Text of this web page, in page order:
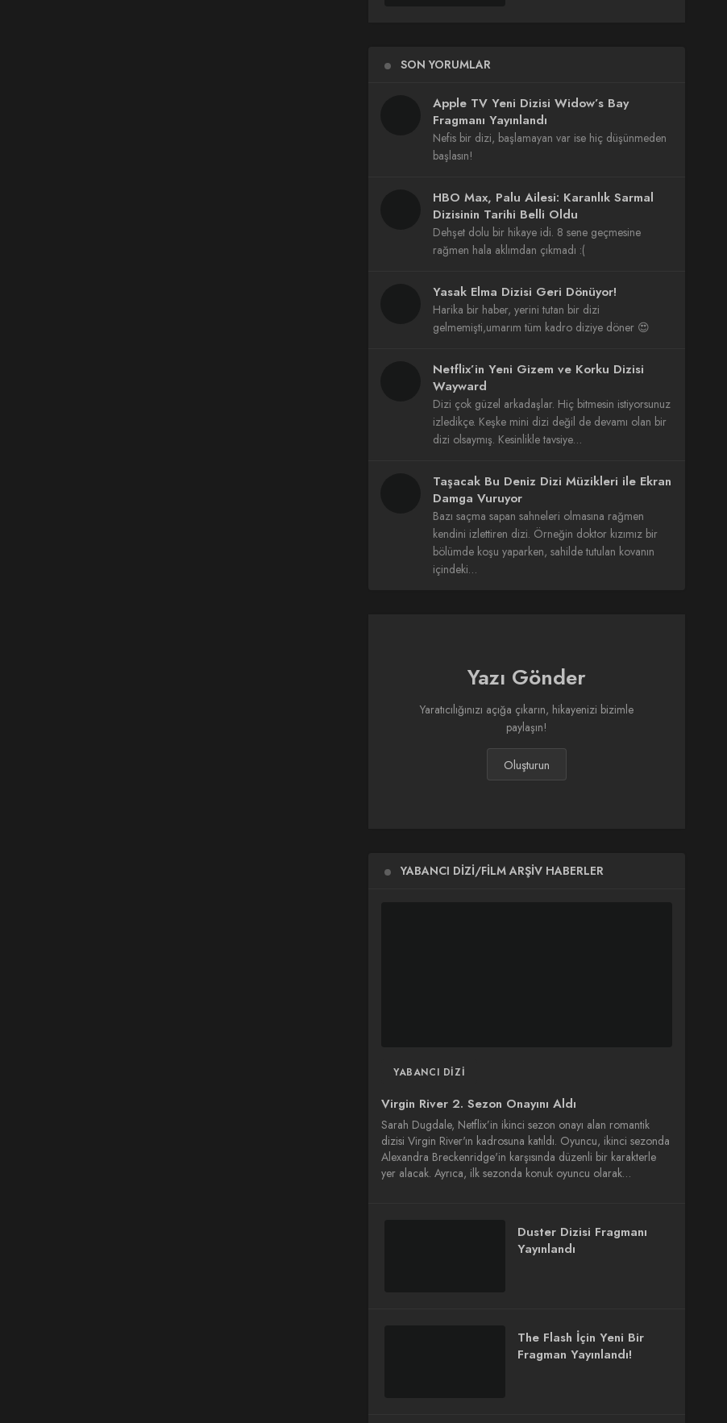
SON YORUMLAR
Apple TV Yeni Dizisi Widow’s Bay
Fragmanı Yayınlandı
Nefis bir dizi, başlamayan var ise hiç düşünmeden
başlasın!
HBO Max, Palu Ailesi: Karanlık Sarmal
Dizisinin Tarihi Belli Oldu
Dehşet dolu bir hikaye idi. 8 sene geçmesine
rağmen hala aklımdan çıkmadı :(
Yasak Elma Dizisi Geri Dönüyor!
Harika bir haber, yerini tutan bir dizi
gelmemişti,umarım tüm kadro diziye döner 😍
Netflix’in Yeni Gizem ve Korku Dizisi
Wayward
Dizi çok güzel arkadaşlar. Hiç bitmesin istiyorsunuz
izledikçe. Keşke mini dizi değil de devamı olan bir
dizi olsaymış. Kesinlikle tavsiye…
Taşacak Bu Deniz Dizi Müzikleri ile Ekran
Damga Vuruyor
Bazı saçma sapan sahneleri olmasına rağmen
kendini izlettiren dizi. Örneğin doktor kızımız bir
bölümde koşu yaparken, sahilde tutulan kovanın
içindeki…
Yazı Gönder
Yaratıcılığınızı açığa çıkarın, hikayenizi bizimle
paylaşın!
Oluşturun
YABANCI DIZI/FILM ARŞIV HABERLER
YABANCI DIZI
Virgin River 2. Sezon Onayını Aldı
Sarah Dugdale, Netflix’in ikinci sezon onayı alan romantik
dizisi Virgin River'ın kadrosuna katıldı. Oyuncu, ikinci sezonda
Alexandra Breckenridge'in karşısında düzenli bir karakterle
yer alacak. Ayrıca, ilk sezonda konuk oyuncu olarak…
Duster Dizisi Fragmanı
Yayınlandı
The Flash İçin Yeni Bir
Fragman Yayınlandı!